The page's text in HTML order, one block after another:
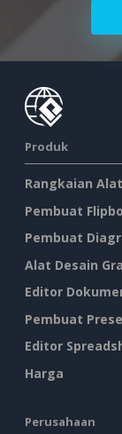
Produk
Rangkaian Alat
Pembuat
Pembuat
Alat Desain
Editor
Pembuat
Editor
Harga
Perusahaan